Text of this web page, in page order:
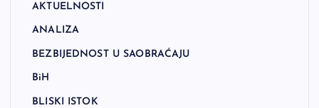
AKTUELNOSTI
ANALIZA
BEZBIJEDNOST U SAOBRAĆAJU
BiH
BLISKI ISTOK